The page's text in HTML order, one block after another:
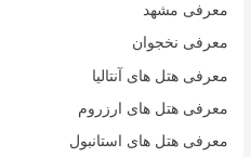
معرفی مشهد
معرفی نخجوان
معرفی هتل های آنتالیا
معرفی هتل های ارزروم
معرفی هتل های استانبول